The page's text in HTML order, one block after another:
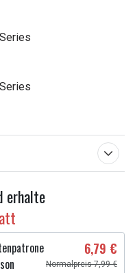
erhalte
6,79 €
Normalpreis 7,99 €